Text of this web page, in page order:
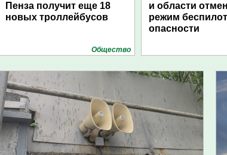
Пенза получит еще 18
новых троллейбусов
Общество
и области
режим
опасности